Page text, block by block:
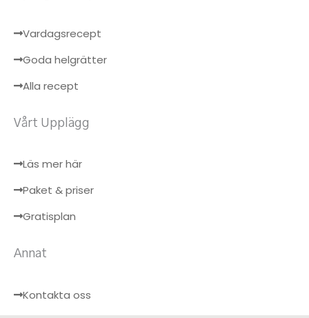
Vardagsrecept
Goda helgrätter
Alla recept
Vårt Upplägg
Läs mer här
Paket & priser
Gratisplan
Annat
Kontakta oss